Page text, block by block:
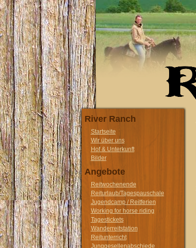
River Ranch
Startseite
Wir über uns
Hof & Unterkunft
Bilder
Angebote
Reitwochenende
Reiturlaub/Tagespauschale
Jugendcamp / Reitferien
Working for horse riding
Tagestickets
Wanderreitstation
Reitunterricht
Junggesellenabschiede